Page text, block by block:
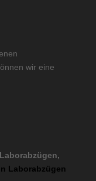
wir eine
Laborabzügen